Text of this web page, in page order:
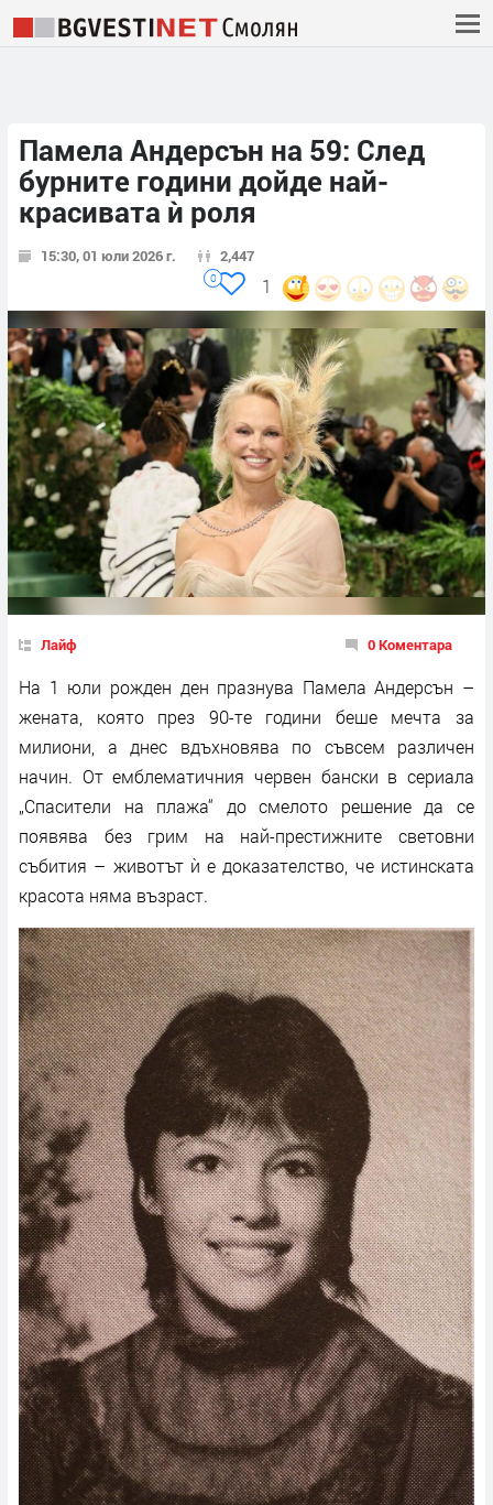
Памела Андерсън на 59: След
бурните години дойде най-
красивата ѝ роля
15:30, 01 юли 2026 г. 2,447
1
0
Лайф 0 Коментара
На 1 юли рожден ден празнува Памела Андерсън –
жената, която през 90-те години беше мечта за
милиони, а днес вдъхновява по съвсем различен
начин. От емблематичния червен бански в сериала
„Спасители на плажа“ до смелото решение да се
появява без грим на най-престижните световни
събития – животът ѝ е доказателство, че истинската
красота няма възраст.